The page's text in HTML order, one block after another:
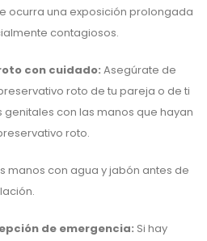
ocurra una exposición prolongada
contagiosos.
con cuidado: Asegúrate de
roto de tu pareja o de ti
genitales con las manos que hayan
roto.
manos con agua y jabón antes de
de emergencia: Si hay